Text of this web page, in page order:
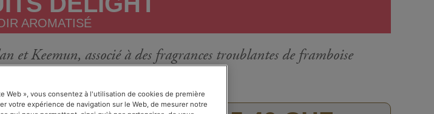
AROMATISÉ
et Keemun, associé à des fragrances troublantes de framboise
Passer
Web », vous consentez à l'utilisation de cookies de première
votre expérience de navigation sur le Web, de mesurer notre